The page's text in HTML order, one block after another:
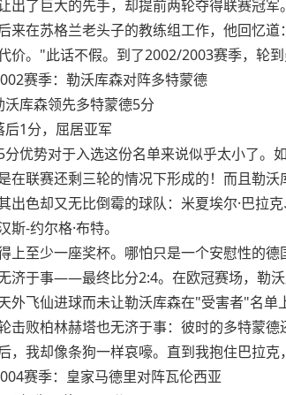
出了巨大的先手，却提前两轮夺得联赛冠
来在苏格兰老头子的教练组工作，他回忆
价。"此话不假。到了2002/2003赛季，轮
赛季：勒沃库森对阵多特蒙德
沃库森领先多特蒙德5分
后1分，屈居亚军
分优势对于入选这份名单来说似乎太小了。
在联赛还剩三轮的情况下形成的！而且勒
出色却又无比倒霉的球队：米夏埃尔·巴拉
斯-约尔格·布特。
上至少一座奖杯。哪怕只是一个安慰性的
济于事——最终比分2:4。在欧冠赛场，勒
外飞仙进球而未让勒沃库森在"受害者"名单
击败柏林赫塔也无济于事：彼时的多特蒙
，我却像条狗一样哀嚎。直到我抱住巴拉
赛季：皇家马德里对阵瓦伦西亚